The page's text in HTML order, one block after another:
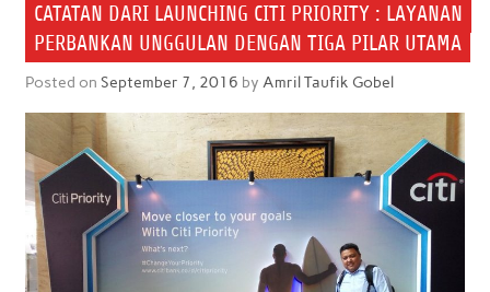
CATATAN DARI LAUNCHING CITI PRIORITY : LAYANAN
PERBANKAN UNGGULAN DENGAN TIGA PILAR UTAMA
Posted on September 7, 2016 by Amril Taufik Gobel